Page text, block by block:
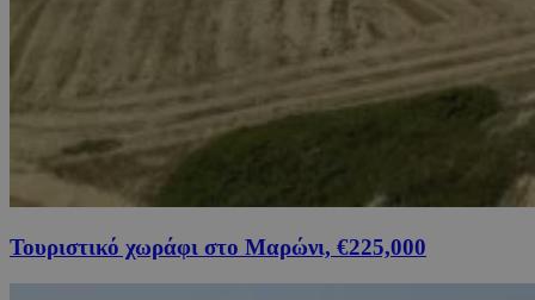
Τουριστικό χωράφι στο Μαρώνι, €225,000